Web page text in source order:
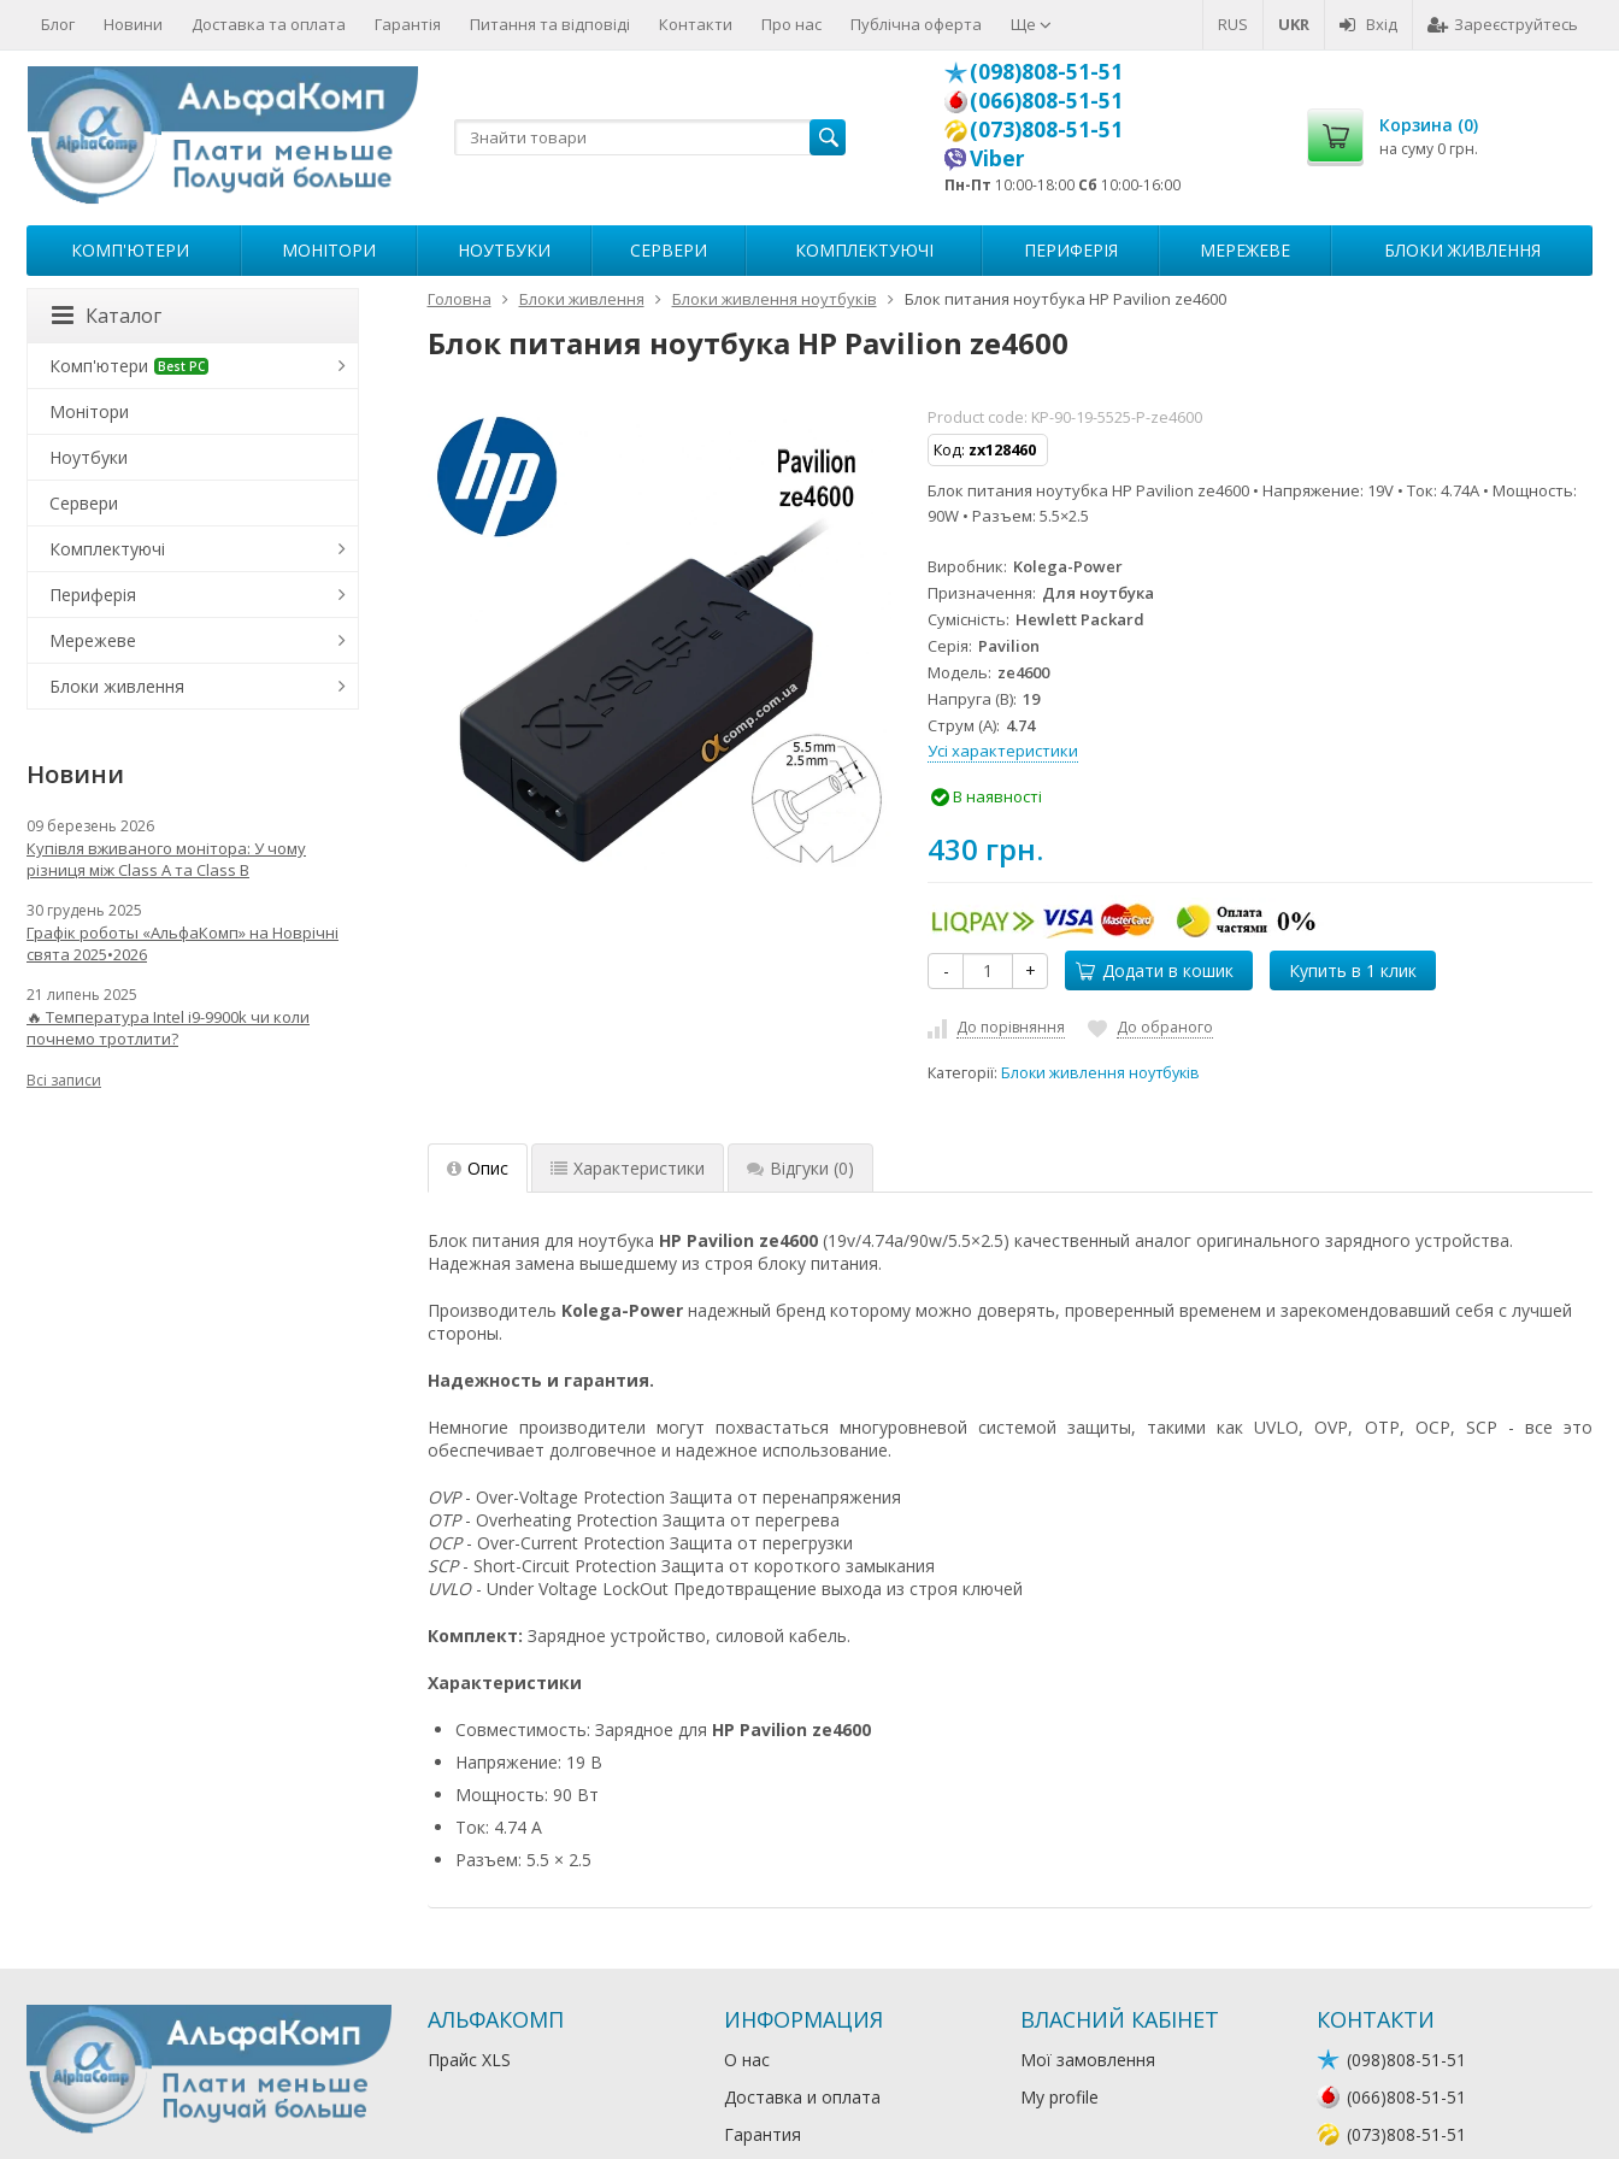
RUS UKR Вхід Зареєструйтесь
Блог Новини Доставка та оплата Гарантія Питання та відповіді Контакти Про нас Публічна оферта Ще
(098)808-51-51
(066)808-51-51
(073)808-51-51
Viber
Пн-Пт 10:00-18:00 Сб 10:00-16:00
Корзина (0)
на суму 0 грн.
КОМП'ЮТЕРИ МОНІТОРИ НОУТБУКИ СЕРВЕРИ КОМПЛЕКТУЮЧІ ПЕРИФЕРІЯ МЕРЕЖЕВЕ БЛОКИ ЖИВЛЕННЯ
Головна Блоки живлення Блоки живлення ноутбуків Блок питания ноутбука HP Pavilion ze4600
Блок питания ноутбука HP Pavilion ze4600
Product code: KP-90-19-5525-P-ze4600
Код: zx128460
Блок питания ноутубка HP Pavilion ze4600 • Напряжение: 19V • Ток: 4.74A • Мощность:
90W • Разъем: 5.5×2.5
Виробник Kolega-Power
Призначення Для ноутбука
Сумісність Hewlett Packard
Серія Pavilion
Модель ze4600
Напруга (В) 19
Струм (А) 4.74
Усі характеристики
В наявності
430 грн.
- + Додати в кошик
До порівняння До обраного
Категорії:Блоки живлення ноутбуків
Опис Характеристики Відгуки (0)
Блок питания для ноутбука HP Pavilion ze4600 (19v/4.74a/90w/5.5×2.5) качественный аналог оригинального зарядного устройства.
Надежная замена вышедшему из строя блоку питания.
Производитель Kolega-Powerнадежный бренд которому можно доверять, проверенный временем и зарекомендовавший себя с лучшей
стороны.
Надежность и гарантия.
Немногие производители могут похвастаться многуровневой системой защиты, такими как UVLO, OVP, OTP, OCP, SCP - все это
обеспечивает долговечное и надежное использование.
OVP- Over-Voltage Protection Защита от перенапряжения
OTP- Overheating Protection Защита от перегрева
OCP- Over-Current Protection Защита от перегрузки
SCP- Short-Circuit Protection Защита от короткого замыкания
UVLO- Under Voltage LockOut Предотвращение выхода из строя ключей
Комплект: Зарядное устройство, силовой кабель.
Характеристики
Совместимость: Зарядное для HP Pavilion ze4600
Напряжение: 19 В
Мощность: 90 Вт
Ток: 4.74 А
Разъем: 5.5 × 2.5
Каталог
Комп'ютери Best PC
Монітори
Ноутбуки
Сервери
Комплектуючі
Периферія
Мережеве
Блоки живлення
Новини
09 березень 2026
Купівля вживаного монітора: У чому
різниця між Class A та Class B
30 грудень 2025
Графік роботы «АльфаКомп» на Новрічні
свята 2025•2026
21 липень 2025
🔥 Температура Intel i9-9900k чи коли
почнемо тротлити?
Всі записи
АЛЬФАКОМП
Прайс XLS
ИНФОРМАЦИЯ
О нас
Доставка и оплата
Гарантия
ВЛАСНИЙ КАБІНЕТ
Мої замовлення
My profile
КОНТАКТИ
(098)808-51-51
(066)808-51-51
(073)808-51-51